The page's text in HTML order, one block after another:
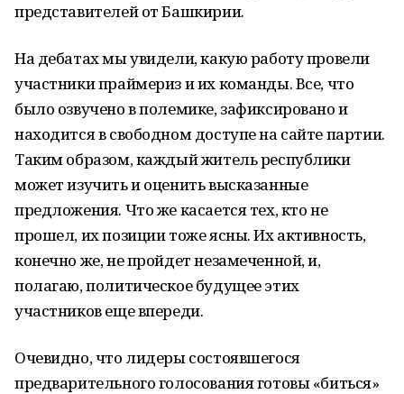
представителей от Башкирии.
На дебатах мы увидели, какую работу провели
участники праймериз и их команды. Все, что
было озвучено в полемике, зафиксировано и
находится в свободном доступе на сайте партии.
Таким образом, каждый житель республики
может изучить и оценить высказанные
предложения. Что же касается тех, кто не
прошел, их позиции тоже ясны. Их активность,
конечно же, не пройдет незамеченной, и,
полагаю, политическое будущее этих
участников еще впереди.
Очевидно, что лидеры состоявшегося
предварительного голосования готовы «биться»